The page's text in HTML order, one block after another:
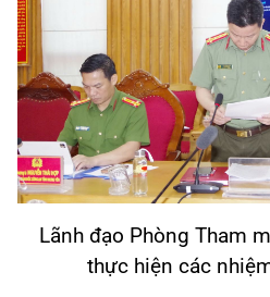
Lãnh đạo Phòng Tham
thực hiện các